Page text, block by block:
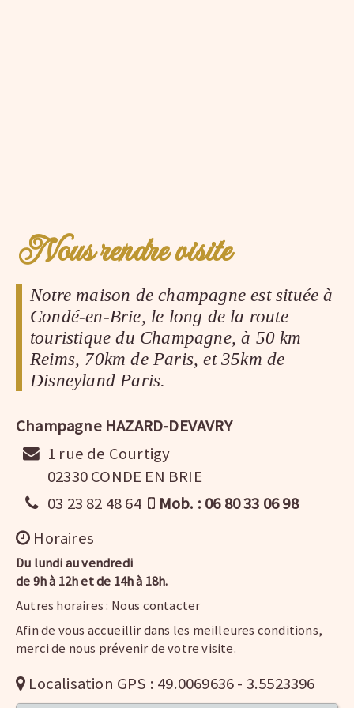
Nous rendre visite
Notre maison de champagne est située à
Condé-en-Brie, le long de la route
touristique du Champagne, à 50 km
Reims, 70km de Paris, et 35km de
Disneyland Paris.
Champagne HAZARD-DEVAVRY
1 rue de Courtigy
02330 CONDE EN BRIE
03 23 82 48 64
Mob. : 06 80 33 06 98
Horaires
Du lundi au vendredi
de 9h à 12h et de 14h à 18h.
Autres horaires : Nous contacter
Afin de vous accueillir dans les meilleures conditions,
merci de nous prévenir de votre visite.
Localisation GPS : 49.0069636 - 3.5523396